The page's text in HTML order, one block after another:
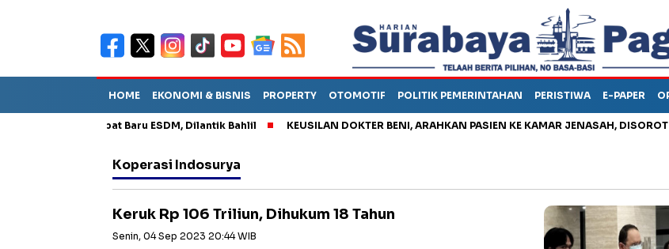
HOME EKONOMI & BISNIS PROPERTY OTOMOTIF POLITIK PEMERINTAHAN PERISTIWA E-PAPER
Empat Pejabat Baru ESDM, Dilantik Bahlil KEUSILAN DOKTER BENI, ARAHKAN PASIEN KE KAMAR JENASAH, DISOROT
Koperasi Indosurya
Keruk Rp 106 Triliun, Dihukum 18 Tahun
Senin, 04 Sep 2023 20:44 WIB